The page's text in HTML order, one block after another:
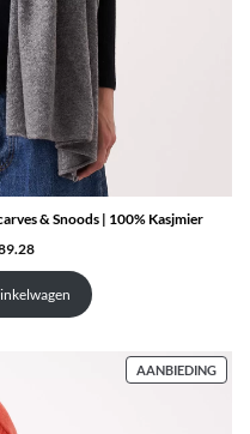
& Snoods | 100% Kasjmier
Huidige
is:
€89.28.
AANBIEDING
IN